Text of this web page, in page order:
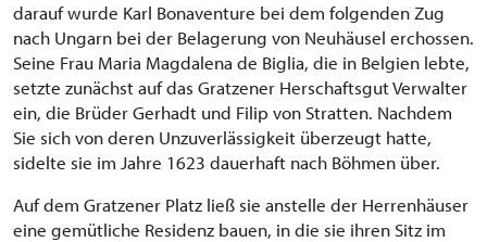
darauf wurde Karl Bonaventure bei dem folgenden Zug
nach Ungarn bei der Belagerung von Neuhäusel erchossen.
Seine Frau Maria Magdalena de Biglia, die in Belgien lebte,
setzte zunächst auf das Gratzener Herschaftsgut Verwalter
ein, die Brüder Gerhadt und Filip von Stratten. Nachdem
Sie sich von deren Unzuverlässigkeit überzeugt hatte,
sidelte sie im Jahre 1623 dauerhaft nach Böhmen über.
Auf dem Gratzener Platz ließ sie anstelle der Herrenhäuser
eine gemütliche Residenz bauen, in die sie ihren Sitz im